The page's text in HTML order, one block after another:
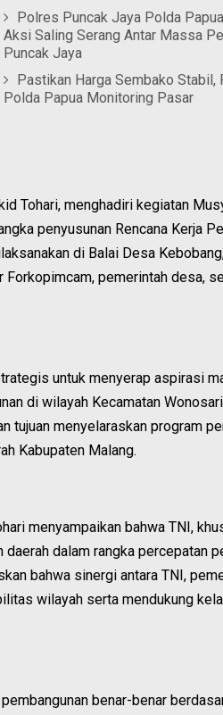
Polres Puncak Jaya Polda
Aksi Saling Serang Antar Massa
Puncak Jaya
Pastikan Harga Sembako Stabil,
Polda Papua Monitoring Pasar
Tohari, menghadiri kegiatan
penyusunan Rencana Kerja
di Balai Desa
pemerintah desa,
untuk menyerap aspirasi
di wilayah Kecamatan
tujuan menyelaraskan program
Kabupaten Malang.
menyampaikan bahwa TNI,
dalam rangka percepatan
bahwa sinergi antara TNI,
wilayah serta mendukung
benar-benar